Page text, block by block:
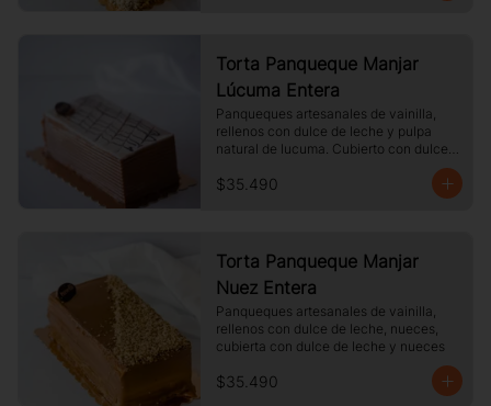
Torta Panqueque Manjar
Lúcuma Entera
Panqueques artesanales de vainilla,
rellenos con dulce de leche y pulpa
natural de lucuma. Cubierto con dulce
$35.490
Torta Panqueque Manjar
Nuez Entera
Panqueques artesanales de vainilla,
rellenos con dulce de leche, nueces,
cubierta con dulce de leche y nueces
$35.490